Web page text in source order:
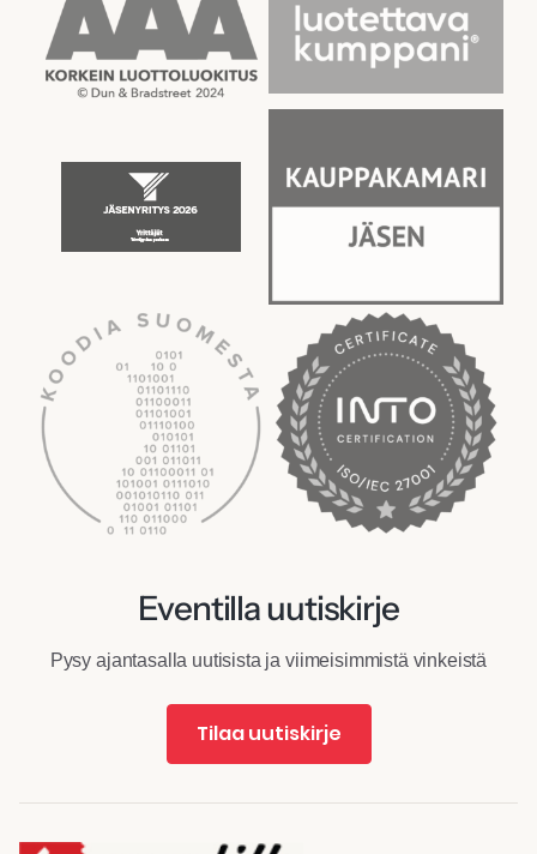
Eventilla uutiskirje
Pysy ajantasalla uutisista ja viimeisimmistä vinkeistä
Tilaa uutiskirje